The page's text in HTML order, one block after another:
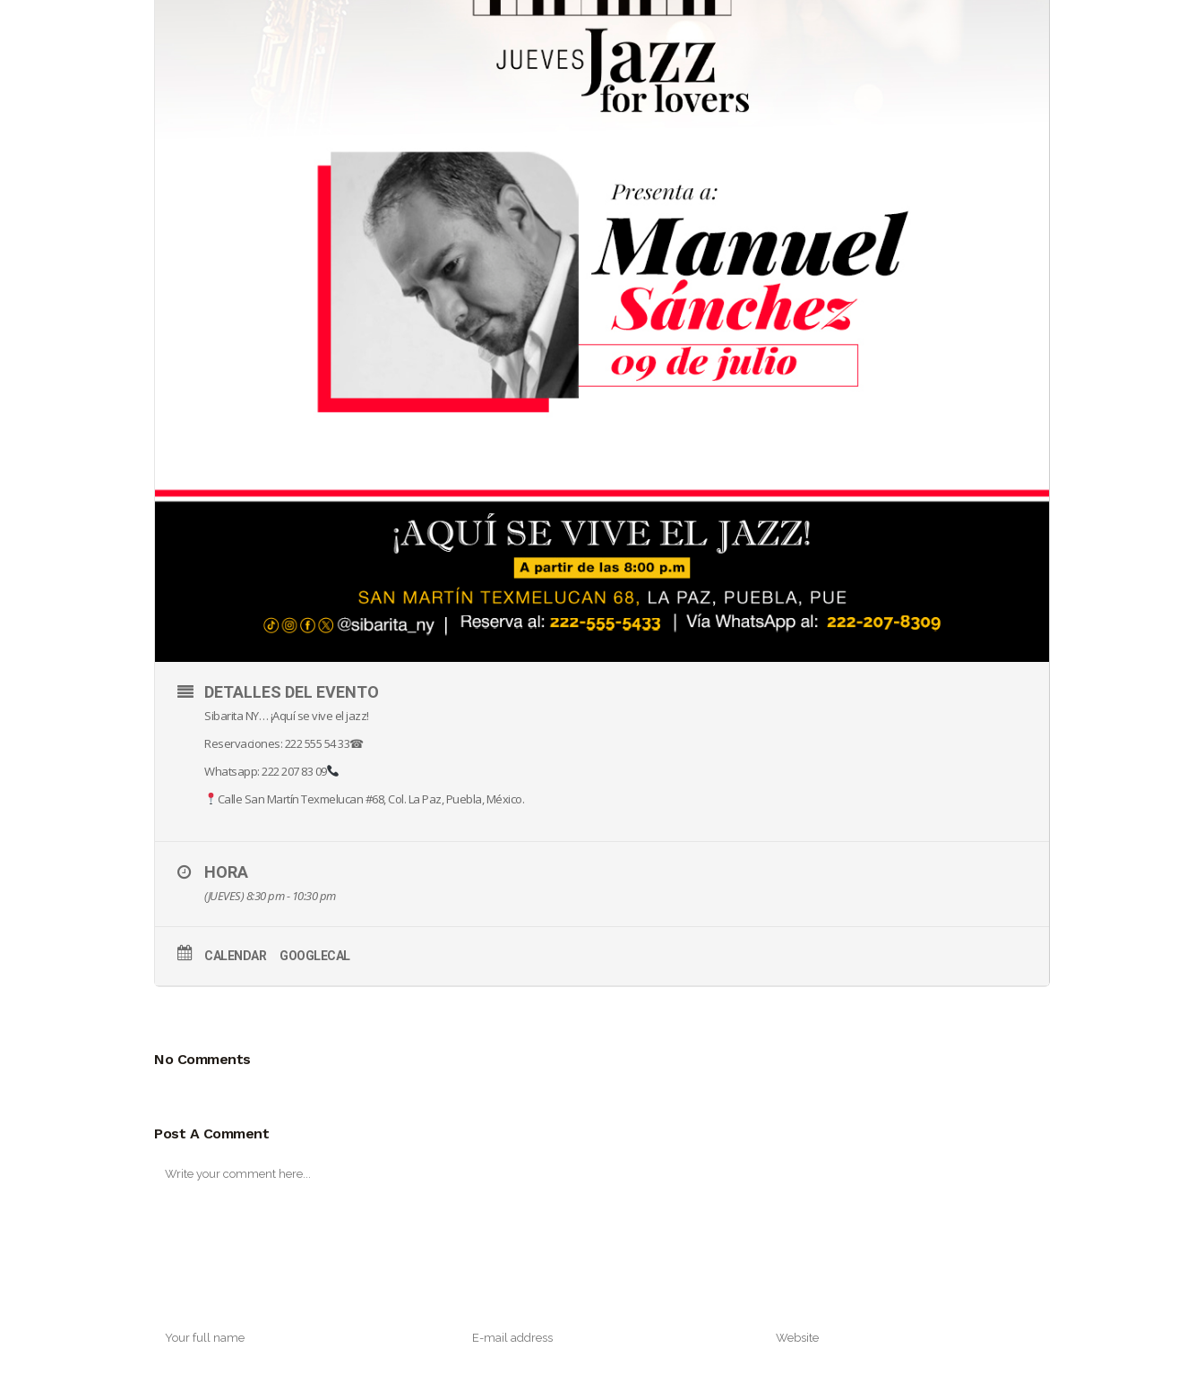
DETALLES DEL EVENTO
Sibarita NY… ¡Aquí se vive el jazz!
Reservaciones: 222 555 54 33☎
Whatsapp: 222 207 83 09
Calle San Martín Texmelucan #68, Col. La Paz, Puebla, México.
HORA
(JUEVES) 8:30 pm - 10:30 pm
CALENDAR GOOGLECAL
No Comments
Post A Comment